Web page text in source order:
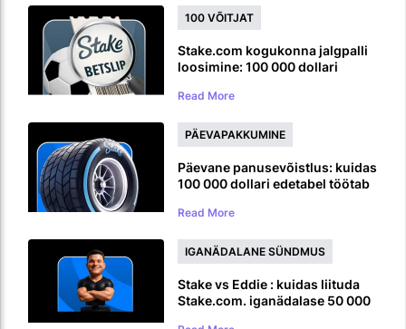
100 VÕITJAT
Stake.com kogukonna jalgpalli
loosimine: 100 000 dollari
maailmameistrivõistluste
Read More
PÄEVAPAKKUMINE
Päevane panusevõistlus: kuidas
100 000 dollari edetabel töötab
Read More
IGANÄDALANE SÜNDMUS
Stake vs Eddie : kuidas liituda
Stake.com. iganädalase 50 000